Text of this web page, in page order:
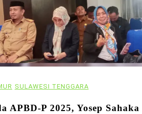
SULAWESI TENGGARA
P 2025, Yosep Sahaka